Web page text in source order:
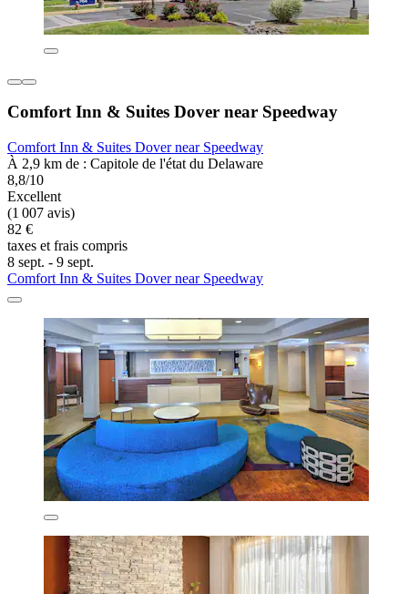
Comfort Inn & Suites Dover near Speedway
Comfort Inn & Suites Dover near Speedway
À 2,9 km de : Capitole de l'état du Delaware
8,8/10
Excellent
(1 007 avis)
82 €
taxes et frais compris
8 sept. - 9 sept.
Comfort Inn & Suites Dover near Speedway